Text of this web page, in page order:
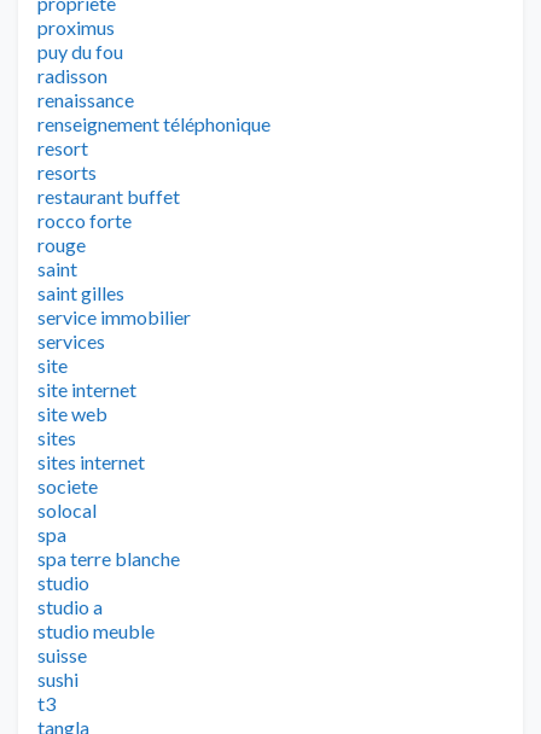
proximus
puy du fou
radisson
renaissance
renseignement téléphonique
resort
resorts
restaurant buffet
rocco forte
rouge
saint
saint gilles
service immobilier
services
site
site internet
site web
sites
sites internet
societe
solocal
spa
spa terre blanche
studio
studio a
studio meuble
suisse
sushi
t3
tangla